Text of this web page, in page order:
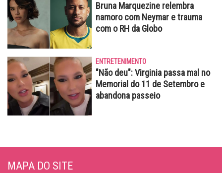
Bruna Marquezine relembra
namoro com Neymar e trauma
com o RH da Globo
ENTRETENIMENTO
"Não deu": Virginia passa mal no
Memorial do 11 de Setembro e
abandona passeio
MAPA DO SITE